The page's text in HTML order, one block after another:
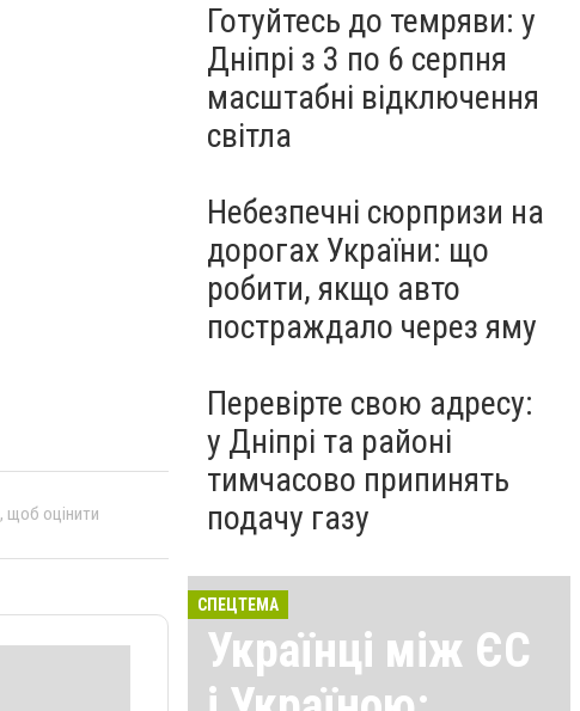
, щоб оцінити
Готуйтесь до темряви: у
Дніпрі з 3 по 6 серпня
масштабні відключення
світла
Небезпечні сюрпризи на
дорогах України: що
робити, якщо авто
постраждало через яму
Перевірте свою адресу:
у Дніпрі та районі
тимчасово припинять
подачу газу
СПЕЦТЕМА
Українці між ЄС